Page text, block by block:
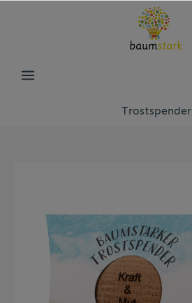
Trostspender